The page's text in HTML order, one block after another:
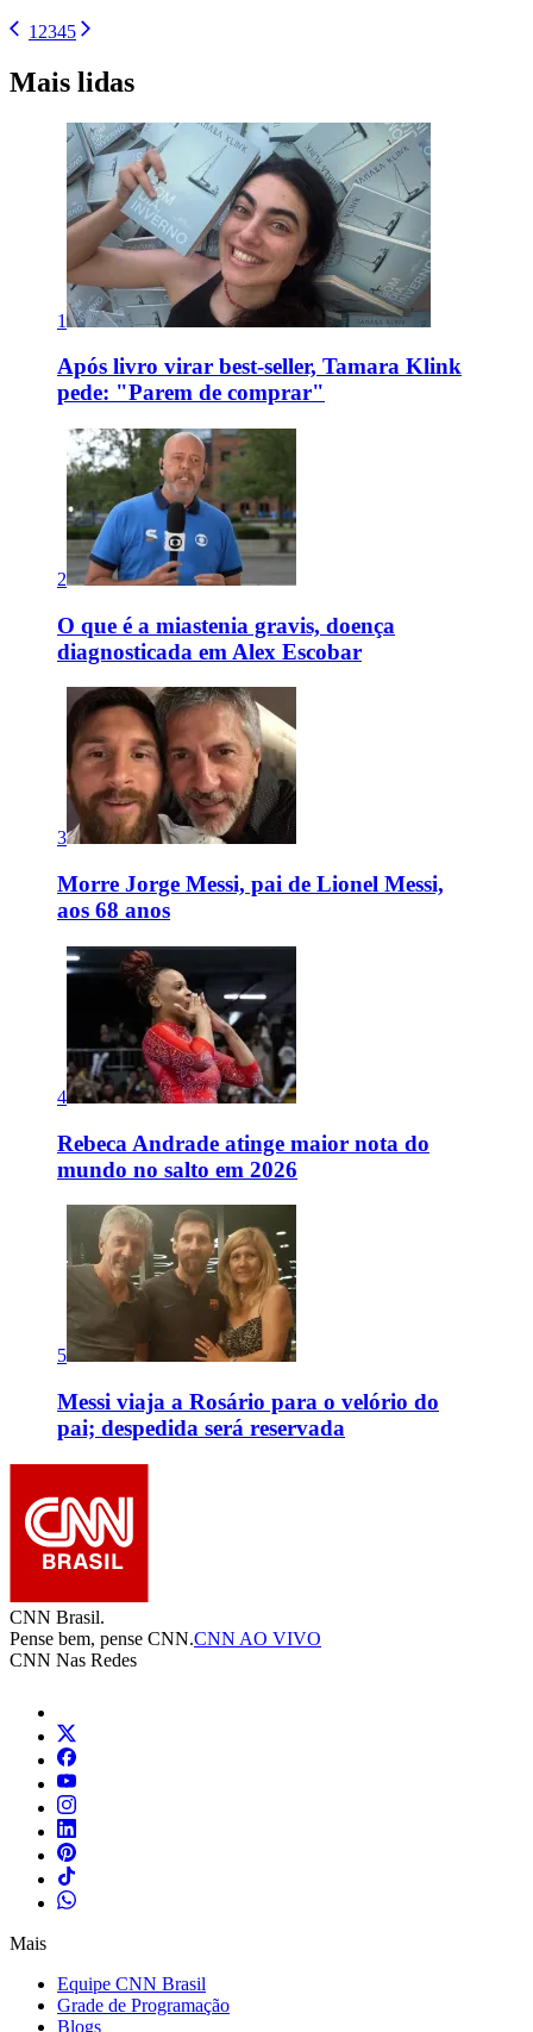
1 2345
Mais lidas
1
Após livro virar best-seller, Tamara Klink
pede: "Parem de comprar"
2
O que é a miastenia gravis, doença
diagnosticada em Alex Escobar
3
Morre Jorge Messi, pai de Lionel Messi,
aos 68 anos
4
Rebeca Andrade atinge maior nota do
mundo no salto em 2026
5
Messi viaja a Rosário para o velório do
pai; despedida será reservada
CNN Brasil.
Pense bem, pense CNN.CNN AO VIVO
CNN Nas Redes
Mais
Equipe CNN Brasil
Grade de Programação
Blogs